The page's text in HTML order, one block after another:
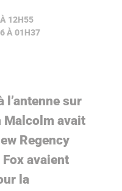
12H55
À 01H37
l’antenne sur
Malcolm avait
Regency
avaient
la